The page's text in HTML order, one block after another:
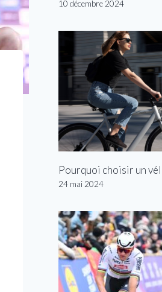
10 décembre 2024
Pourquoi choisir un
24 mai 2024